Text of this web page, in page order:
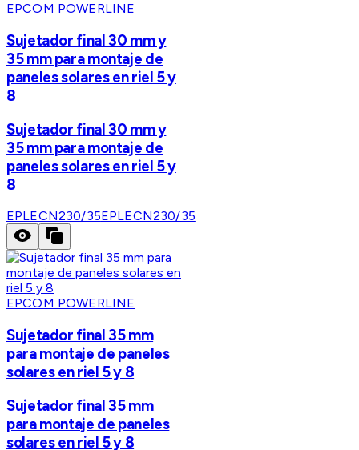
EPCOM POWERLINE
Sujetador final 30 mm y
35 mm para montaje de
paneles solares en riel 5 y
8
Sujetador final 30 mm y
35 mm para montaje de
paneles solares en riel 5 y
8
EPLECN230/35EPLECN230/35
EPCOM POWERLINE
Sujetador final 35 mm
para montaje de paneles
solares en riel 5 y 8
Sujetador final 35 mm
para montaje de paneles
solares en riel 5 y 8